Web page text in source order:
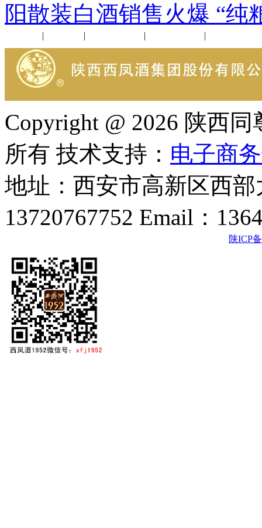
阳散装白酒销售火爆 “纯
| | | |
Copyright @ 2026 陕西
所有 技术支持： 电子商
地址：西安市高新区西
13720767752 Email：
陕ICP